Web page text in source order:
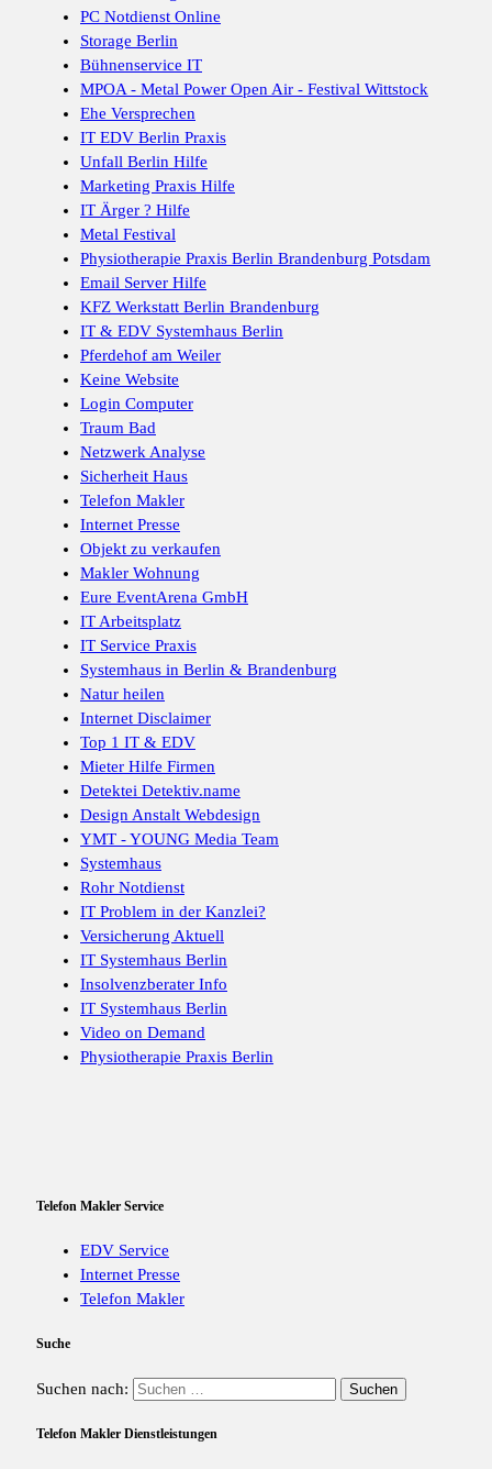
PC Notdienst Online
Storage Berlin
Bühnenservice IT
MPOA - Metal Power Open Air - Festival Wittstock
Ehe Versprechen
IT EDV Berlin Praxis
Unfall Berlin Hilfe
Marketing Praxis Hilfe
IT Ärger ? Hilfe
Metal Festival
Physiotherapie Praxis Berlin Brandenburg Potsdam
Email Server Hilfe
KFZ Werkstatt Berlin Brandenburg
IT & EDV Systemhaus Berlin
Pferdehof am Weiler
Keine Website
Login Computer
Traum Bad
Netzwerk Analyse
Sicherheit Haus
Telefon Makler
Internet Presse
Objekt zu verkaufen
Makler Wohnung
Eure EventArena GmbH
IT Arbeitsplatz
IT Service Praxis
Systemhaus in Berlin & Brandenburg
Natur heilen
Internet Disclaimer
Top 1 IT & EDV
Mieter Hilfe Firmen
Detektei Detektiv.name
Design Anstalt Webdesign
YMT - YOUNG Media Team
Systemhaus
Rohr Notdienst
IT Problem in der Kanzlei?
Versicherung Aktuell
IT Systemhaus Berlin
Insolvenzberater Info
IT Systemhaus Berlin
Video on Demand
Physiotherapie Praxis Berlin
Telefon Makler Service
EDV Service
Internet Presse
Telefon Makler
Suche
Suchen nach:
Telefon Makler Dienstleistungen